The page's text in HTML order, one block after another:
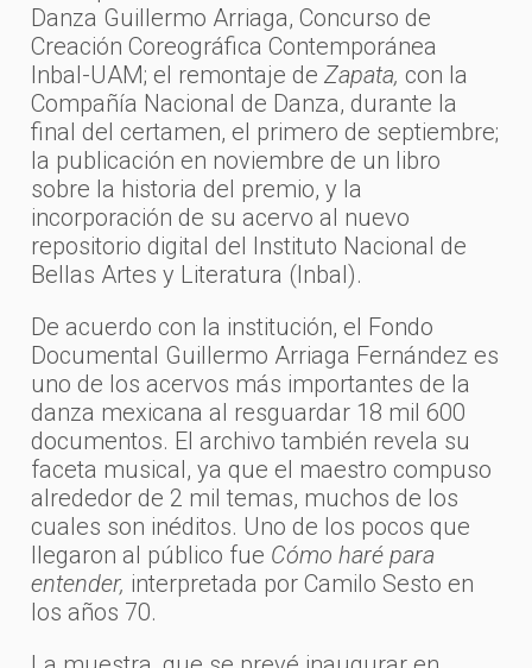
Danza Guillermo Arriaga, Concurso de
Creación Coreográfica Contemporánea
Inbal-UAM; el remontaje deZapata, con la
Compañía Nacional de Danza, durante la
final del certamen, el primero de septiembre;
la publicación en noviembre de un libro
sobre la historia del premio, y la
incorporación de su acervo al nuevo
repositorio digital del Instituto Nacional de
Bellas Artes y Literatura (Inbal).
De acuerdo con la institución, el Fondo
Documental Guillermo Arriaga Fernández es
uno de los acervos más importantes de la
danza mexicana al resguardar 18 mil 600
documentos. El archivo también revela su
faceta musical, ya que el maestro compuso
alrededor de 2 mil temas, muchos de los
cuales son inéditos. Uno de los pocos que
llegaron al público fue Cómo haré para
entender, interpretada por Camilo Sesto en
los años 70.